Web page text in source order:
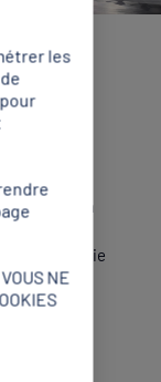
:
en Chine, à
qu’une
la cérémonie
lançaient
les
NE